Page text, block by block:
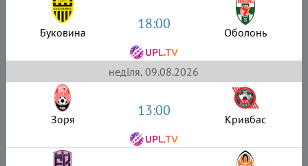
Буковина 18:00 Оболонь
неділя, 09.08.2026
Зоря 13:00 Кривбас